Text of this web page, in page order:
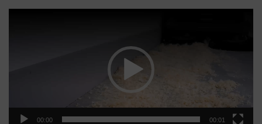
00:00 00:01